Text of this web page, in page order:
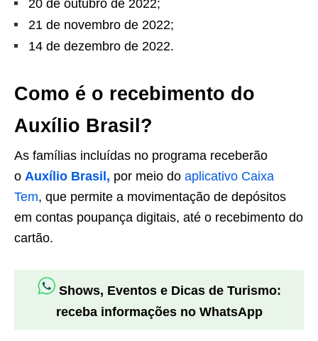
20 de outubro de 2022;
21 de novembro de 2022;
14 de dezembro de 2022.
Como é o recebimento do
Auxílio Brasil?
As famílias incluídas no programa receberão
o Auxílio Brasil, por meio do aplicativo Caixa
Tem, que permite a movimentação de depósitos
em contas poupança digitais, até o recebimento do
cartão.
Shows, Eventos e Dicas de Turismo:
receba informações no WhatsApp